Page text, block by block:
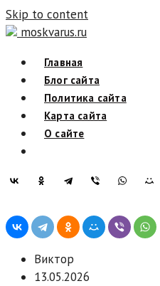
Skip to content
moskvarus.ru
Главная
Блог сайта
Политика сайта
Карта сайта
О сайте
Виктор
13.05.2026